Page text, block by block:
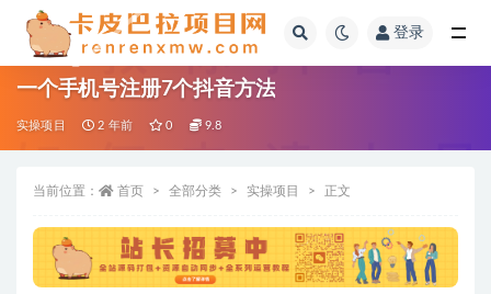
登录
一个手机号注册7个抖音方法
实操项目 2 年前 0 9.8
当前位置： 首页 全部分类 实操项目 正文
全部